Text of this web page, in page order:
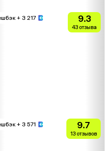
+ 3 217 9.3
43 отзыва
+ 3 571 9.7
13 отзывов